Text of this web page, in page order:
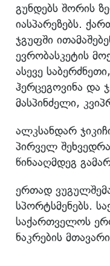
გუნდებს შორის
იასპარეზებს.
ჯგუფში
ევრობასკეტის
ასევე
ჰერცეგოვინა და
მასპინძელი,
ალკსანდარ
პირველ
წინააღმდეგ
ერთად
სპორტსმენებს.
საქართველოს
ნაკრების